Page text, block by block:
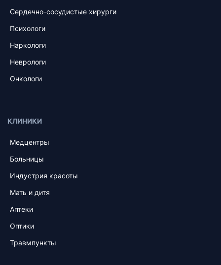
Сердечно-сосудистые хирурги
Психологи
Наркологи
Неврологи
Онкологи
КЛИНИКИ
Медцентры
Больницы
Индустрия красоты
Мать и дитя
Аптеки
Оптики
Травмпункты